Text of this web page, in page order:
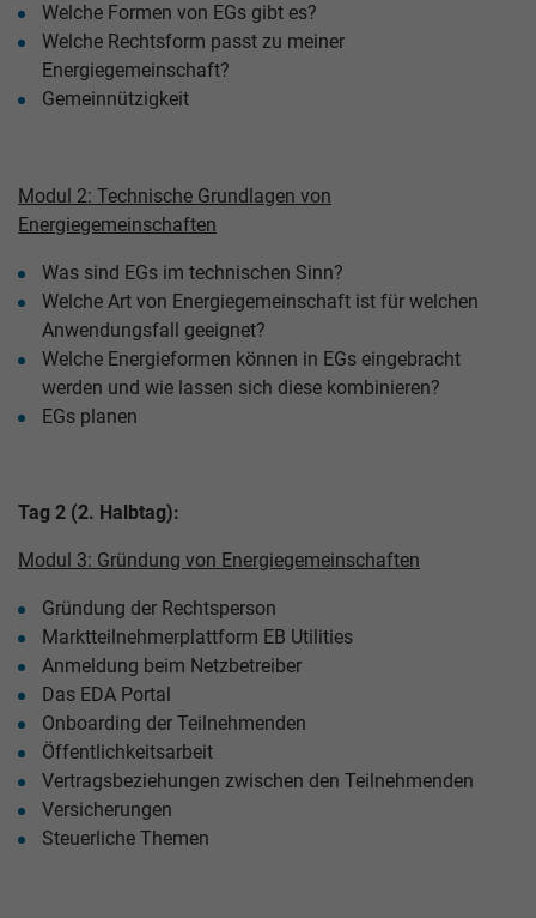
Welche Formen von EGs gibt es?
Welche Rechtsform passt zu meiner
Energiegemeinschaft?
Gemeinnützigkeit
Modul 2: Technische Grundlagen von
Energiegemeinschaften
Was sind EGs im technischen Sinn?
Welche Art von Energiegemeinschaft ist für welchen
Anwendungsfall geeignet?
Welche Energieformen können in EGs eingebracht
werden und wie lassen sich diese kombinieren?
EGs planen
Tag 2 (2. Halbtag):
Modul 3: Gründung von Energiegemeinschaften
Gründung der Rechtsperson
Marktteilnehmerplattform EB Utilities
Anmeldung beim Netzbetreiber
Das EDA Portal
Onboarding der Teilnehmenden
Öffentlichkeitsarbeit
Vertragsbeziehungen zwischen den Teilnehmenden
Versicherungen
Steuerliche Themen